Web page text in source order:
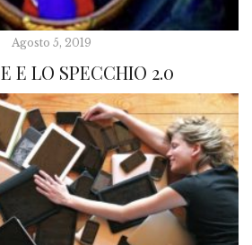
Agosto 5, 2019
E LO SPECCHIO 2.0